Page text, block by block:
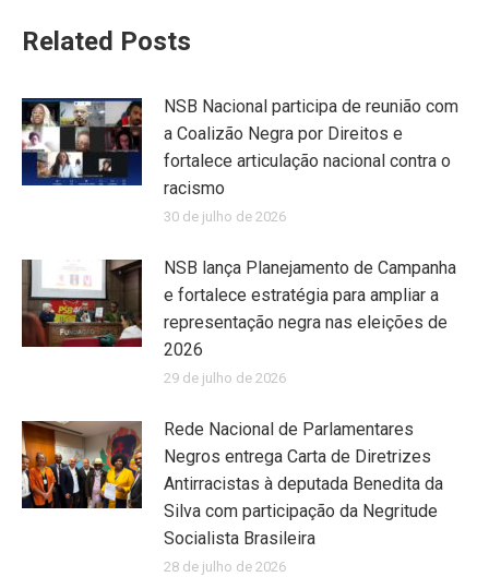
Related Posts
NSB Nacional participa de reunião com
a Coalizão Negra por Direitos e
fortalece articulação nacional contra o
racismo
30 de julho de 2026
NSB lança Planejamento de Campanha
e fortalece estratégia para ampliar a
representação negra nas eleições de
2026
29 de julho de 2026
Rede Nacional de Parlamentares
Negros entrega Carta de Diretrizes
Antirracistas à deputada Benedita da
Silva com participação da Negritude
Socialista Brasileira
28 de julho de 2026